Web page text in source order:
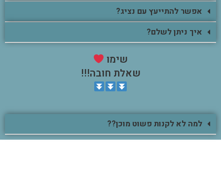
אפשר להתייעץ עם נציג?
איך ניתן לשלם?
שימו
שאלת חובה!!!
למה לא לקנות פשוט מוכן??